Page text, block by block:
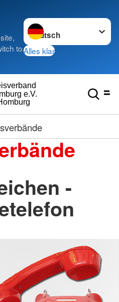
to
Sprache wechseln zu
Alles klar
e.V.
-